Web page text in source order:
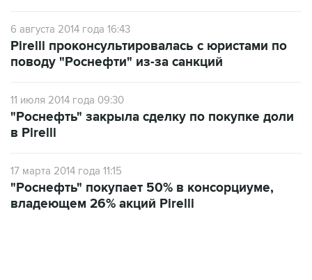
6 августа 2014 года 16:43
Pirelli проконсультировалась с юристами по
поводу "Роснефти" из-за санкций
11 июля 2014 года 09:30
"Роснефть" закрыла сделку по покупке доли
в Pirelli
17 марта 2014 года 11:15
"Роснефть" покупает 50% в консорциуме,
владеющем 26% акций Pirelli